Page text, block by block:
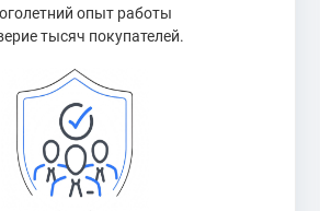
опыт работы
тысяч покупателей.